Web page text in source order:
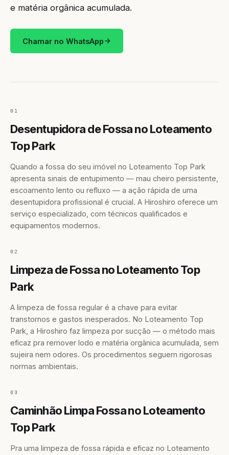
e matéria orgânica acumulada.
Chamar no WhatsApp
01
Desentupidora de Fossa no Loteamento
Top Park
Quando a fossa do seu imóvel no Loteamento Top Park
apresenta sinais de entupimento — mau cheiro persistente,
escoamento lento ou refluxo — a ação rápida de uma
desentupidora profissional é crucial. A Hiroshiro oferece um
serviço especializado, com técnicos qualificados e
equipamentos modernos.
02
Limpeza de Fossa no Loteamento Top
Park
A limpeza de fossa regular é a chave para evitar
transtornos e gastos inesperados. No Loteamento Top
Park, a Hiroshiro faz limpeza por sucção — o método mais
eficaz pra remover lodo e matéria orgânica acumulada, sem
sujeira nem odores. Os procedimentos seguem rigorosas
normas ambientais.
03
Caminhão Limpa Fossa no Loteamento
Top Park
Pra uma limpeza de fossa rápida e eficaz no Loteamento